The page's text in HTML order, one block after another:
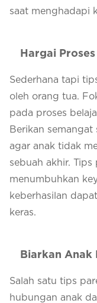
saat menghadapi
Hargai
Sederhana tapi
oleh orang tua.
pada proses
Berikan semangat
agar anak tidak
sebuah akhir. Tips
menumbuhkan
keberhasilan
keras.
Biarkan Anak
Salah satu tips
hubungan anak